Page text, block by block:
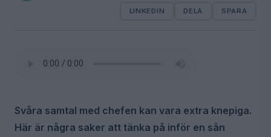
LINKEDIN DELA SPARA
Svåra samtal med chefen kan vara extra knepiga.
Här är några saker att tänka på inför en sån